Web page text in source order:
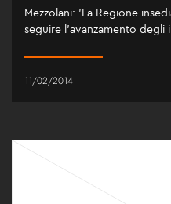
Mezzolani: 'La Regione
seguire l’avanzamento degli
11/02/2014